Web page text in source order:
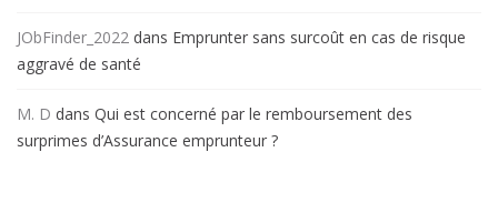
JObFinder_2022 dans Emprunter sans surcoût en cas de risque
aggravé de santé
M. D dans Qui est concerné par le remboursement des
surprimes d’Assurance emprunteur ?